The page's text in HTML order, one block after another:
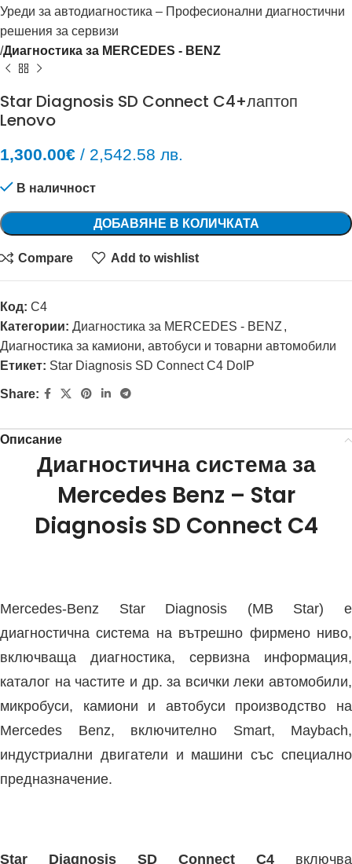
Уреди за автодиагностика – Професионални диагностични
решения за сервизи
Диагностика за MERCEDES - BENZ
Star Diagnosis SD Connect C4+лаптоп
Lenovo
1,300.00€ / 2,542.58 лв.
В наличност
ДОБАВЯНЕ В КОЛИЧКАТА
Alternative:
Compare Add to wishlist
Код: C4
Категории: Диагностика за MERCEDES - BENZ ,
Диагностика за камиони, автобуси и товарни автомобили
Етикет: Star Diagnosis SD Connect C4 DoIP
Share:
Описание
Диагностична система за
Mercedes Benz – Star
Diagnosis SD Connect C4
Mercedes-Benz Star Diagnosis (MB Star) е
диагностична система на вътрешно фирмено ниво,
включваща диагностика, сервизна информация,
каталог на частите и др. за всички леки автомобили,
микробуси, камиони и автобуси производство на
Mercedes Benz, включително Smart, Maybach,
индустриални двигатели и машини със специално
предназначение.
Star Diagnosis SD Connect C4 включва